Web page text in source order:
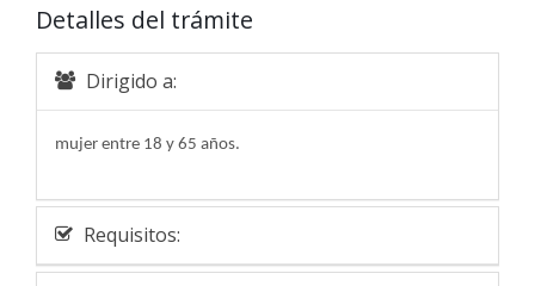
Detalles del trámite
Dirigido a:
mujer entre 18 y 65 años.
Requisitos: